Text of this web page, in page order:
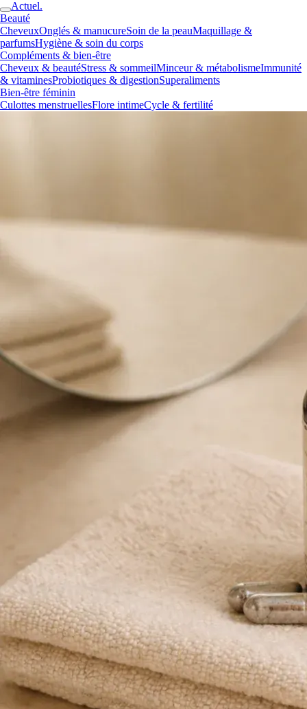
Actuel.
Beauté
CheveuxOnglés & manucureSoin de la peauMaquillage &
parfumsHygiène & soin du corps
Compléments & bien-être
Cheveux & beautéStress & sommeilMinceur & métabolismeImmunité
& vitaminesProbiotiques & digestionSuperaliments
Bien-être féminin
Culottes menstruellesFlore intimeCycle & fertilité